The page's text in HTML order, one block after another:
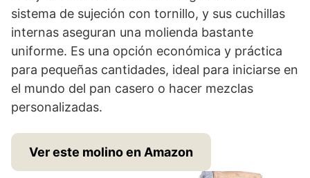
sistema de sujeción con tornillo, y sus cuchillas
internas aseguran una molienda bastante
uniforme. Es una opción económica y práctica
para pequeñas cantidades, ideal para iniciarse en
el mundo del pan casero o hacer mezclas
personalizadas.
Ver este molino en Amazon